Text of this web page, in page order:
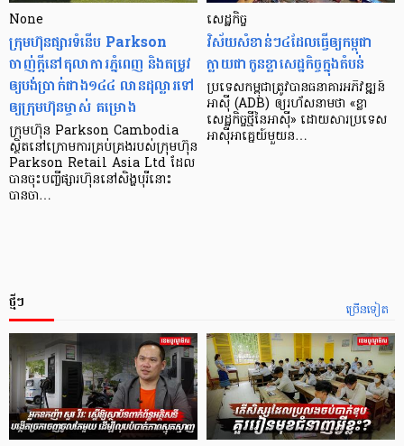
None
ក្រុមហ៊ុនផ្សារទំនើប Parkson
ចាញ់ក្ដីនៅតុលាការភ្នំពេញ និងតម្រូវ
ឲ្យបង់ប្រាក់ជាង១៤៤ លានដុល្លារទៅ
ឲ្យក្រុមហ៊ុនម្ចាស់ គម្រោង
ក្រុមហ៊ុន Parkson Cambodia
ស្ថិតនៅក្រោមការគ្រប់គ្រងរបស់ក្រុមហ៊ុន
Parkson Retail Asia Ltd ដែល
បានចុះបញ្ចីផ្សារហ៊ុននៅសិង្ហបុរីនោះ
បានចា…
សេដ្ឋកិច្ច​
វិស័យ​សំខាន់ៗ​៤​ដែល​ធ្វើ​ឲ្យ​កម្ពុជា​
ក្លាយ​ជា​កូន​ខ្លា​សេដ្ឋកិច្ច​ក្នុង​តំបន់
ប្រទេស​កម្ពុជា​ត្រូវ​បាន​ធនាគារ​អភិវឌ្ឍន៍​
អាស៊ី (ADB) ឲ្យ​រហ័ស​នាមថា «ខ្លា​
សេដ្ឋកិច្ច​ថ្មី​នៃ​អាស៊ី» ដោយសារ​ប្រទេស​
អាស៊ី​អាគ្នេយ៍​មួយ​ន…
ច្រើនទៀត
ថ្មីៗ